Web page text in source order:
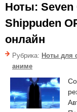
Ноты:
Shippuden
онлайн
Рубрика: Ноты для
аниме